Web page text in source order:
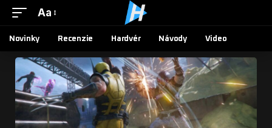
Aa
Novinky Recenzie Hardvér Návody Video